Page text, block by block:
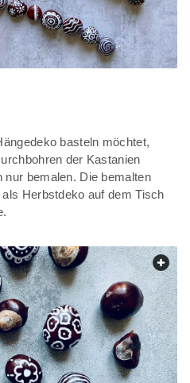
basteln möchtet,
der Kastanien
bemalen. Die bemalten
Herbstdeko auf dem Tisch